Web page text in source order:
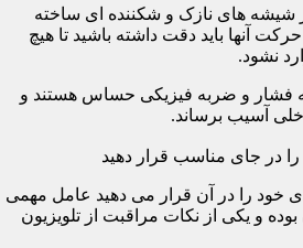
شیشه های نازک و شکننده ای ساخته
حرکت آنها باید دقت داشته باشید تا هیچ
نشود.
فشار و ضربه فیزیکی حساس هستند و
آسیب برساند.
خود را در آن قرار می دهید عامل مهمی
و یکی از نکات مراقبت از تلویزیون